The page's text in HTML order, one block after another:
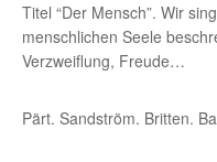
Titel “Der Mensch”. Wir
menschlichen Seele
Verzweiflung, Freude…
Pärt. Sandström. Britten.